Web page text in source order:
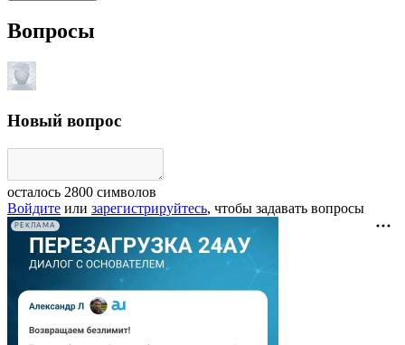
Вопросы
Новый вопрос
осталось 2800 символов
Войдите или зарегистрируйтесь, чтобы задавать вопросы
РЕКЛАМА